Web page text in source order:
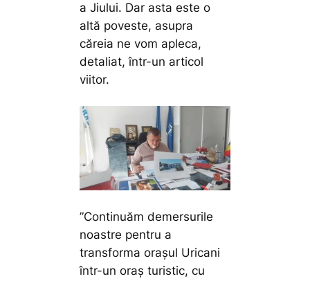
a Jiului. Dar asta este o
altă poveste, asupra
căreia ne vom apleca,
detaliat, într-un articol
viitor.
”Continuăm demersurile
noastre pentru a
transforma orașul Uricani
într-un oraș turistic, cu